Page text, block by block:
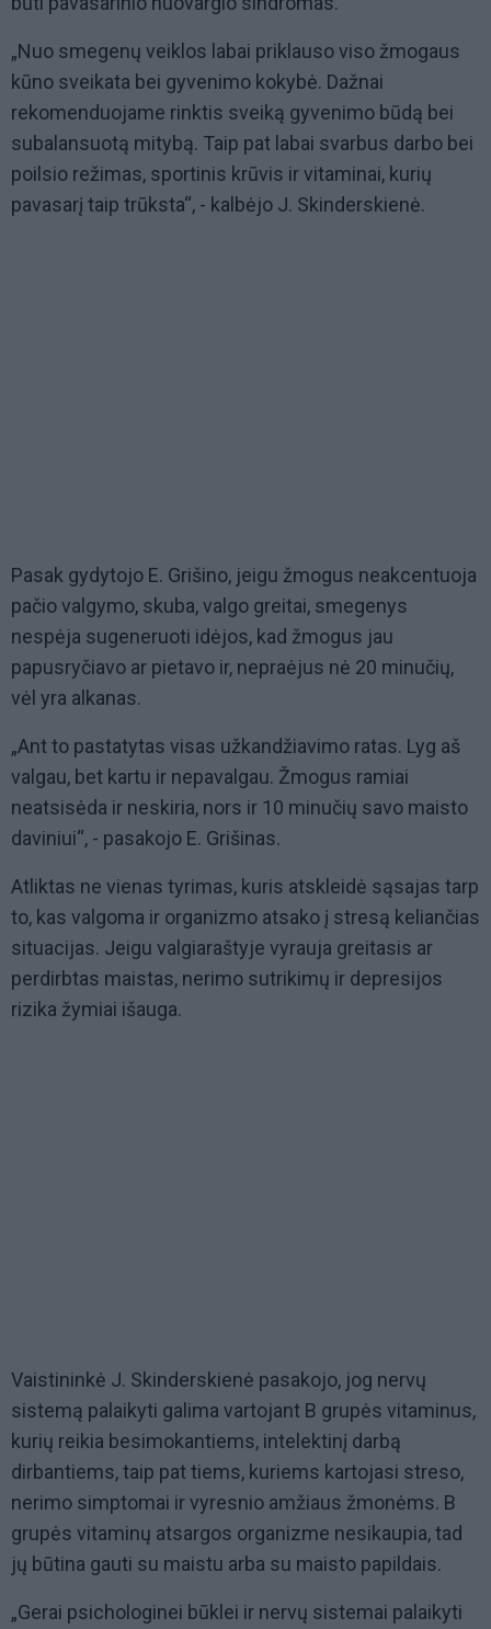
„Nuo smegenų veiklos labai priklauso viso žmogaus
kūno sveikata bei gyvenimo kokybė. Dažnai
rekomenduojame rinktis sveiką gyvenimo būdą bei
subalansuotą mitybą. Taip pat labai svarbus darbo bei
poilsio režimas, sportinis krūvis ir vitaminai, kurių
pavasarį taip trūksta“, - kalbėjo J. Skinderskienė.
Pasak gydytojo E. Grišino, jeigu žmogus neakcentuoja
pačio valgymo, skuba, valgo greitai, smegenys
nespėja sugeneruoti idėjos, kad žmogus jau
papusryčiavo ar pietavo ir, nepraėjus nė 20 minučių,
vėl yra alkanas.
„Ant to pastatytas visas užkandžiavimo ratas. Lyg aš
valgau, bet kartu ir nepavalgau. Žmogus ramiai
neatsisėda ir neskiria, nors ir 10 minučių savo maisto
daviniui“, - pasakojo E. Grišinas.
Atliktas ne vienas tyrimas, kuris atskleidė sąsajas tarp
to, kas valgoma ir organizmo atsako į stresą keliančias
situacijas. Jeigu valgiaraštyje vyrauja greitasis ar
perdirbtas maistas, nerimo sutrikimų ir depresijos
rizika žymiai išauga.
Vaistininkė J. Skinderskienė pasakojo, jog nervų
sistemą palaikyti galima vartojant B grupės vitaminus,
kurių reikia besimokantiems, intelektinį darbą
dirbantiems, taip pat tiems, kuriems kartojasi streso,
nerimo simptomai ir vyresnio amžiaus žmonėms. B
grupės vitaminų atsargos organizme nesikaupia, tad
jų būtina gauti su maistu arba su maisto papildais.
„Gerai psichologinei būklei ir nervų sistemai palaikyti